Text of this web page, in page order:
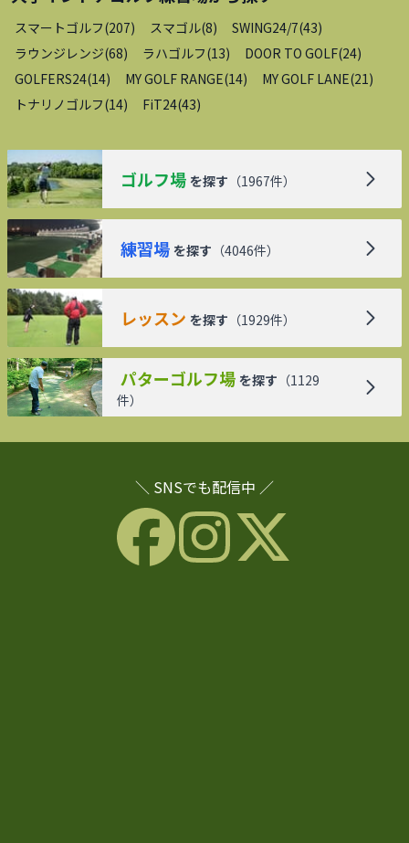
スマートゴルフ(207) スマゴル(8) SWING24/7(43)
ラウンジレンジ(68) ラハゴルフ(13) DOOR TO GOLF(24)
GOLFERS24(14) MY GOLF RANGE(14) MY GOLF LANE(21 )
トナリノゴルフ(14) FiT24(43)
ゴルフ場 を探す （1967件）
練習場 を探す （4046件）
レッスン を探す （1929件）
パターゴルフ場 を探す （1129
件）
＼ SNSでも配信中 ／